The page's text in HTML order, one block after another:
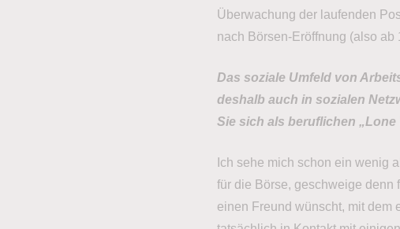
Überwachung der laufenden
nach Börsen-Eröffnung (also
Das soziale Umfeld von
deshalb auch in sozialen
Sie sich als beruflichen „Lone
Ich sehe mich schon ein wenig
für die Börse, geschweige denn
einen Freund wünscht, mit dem